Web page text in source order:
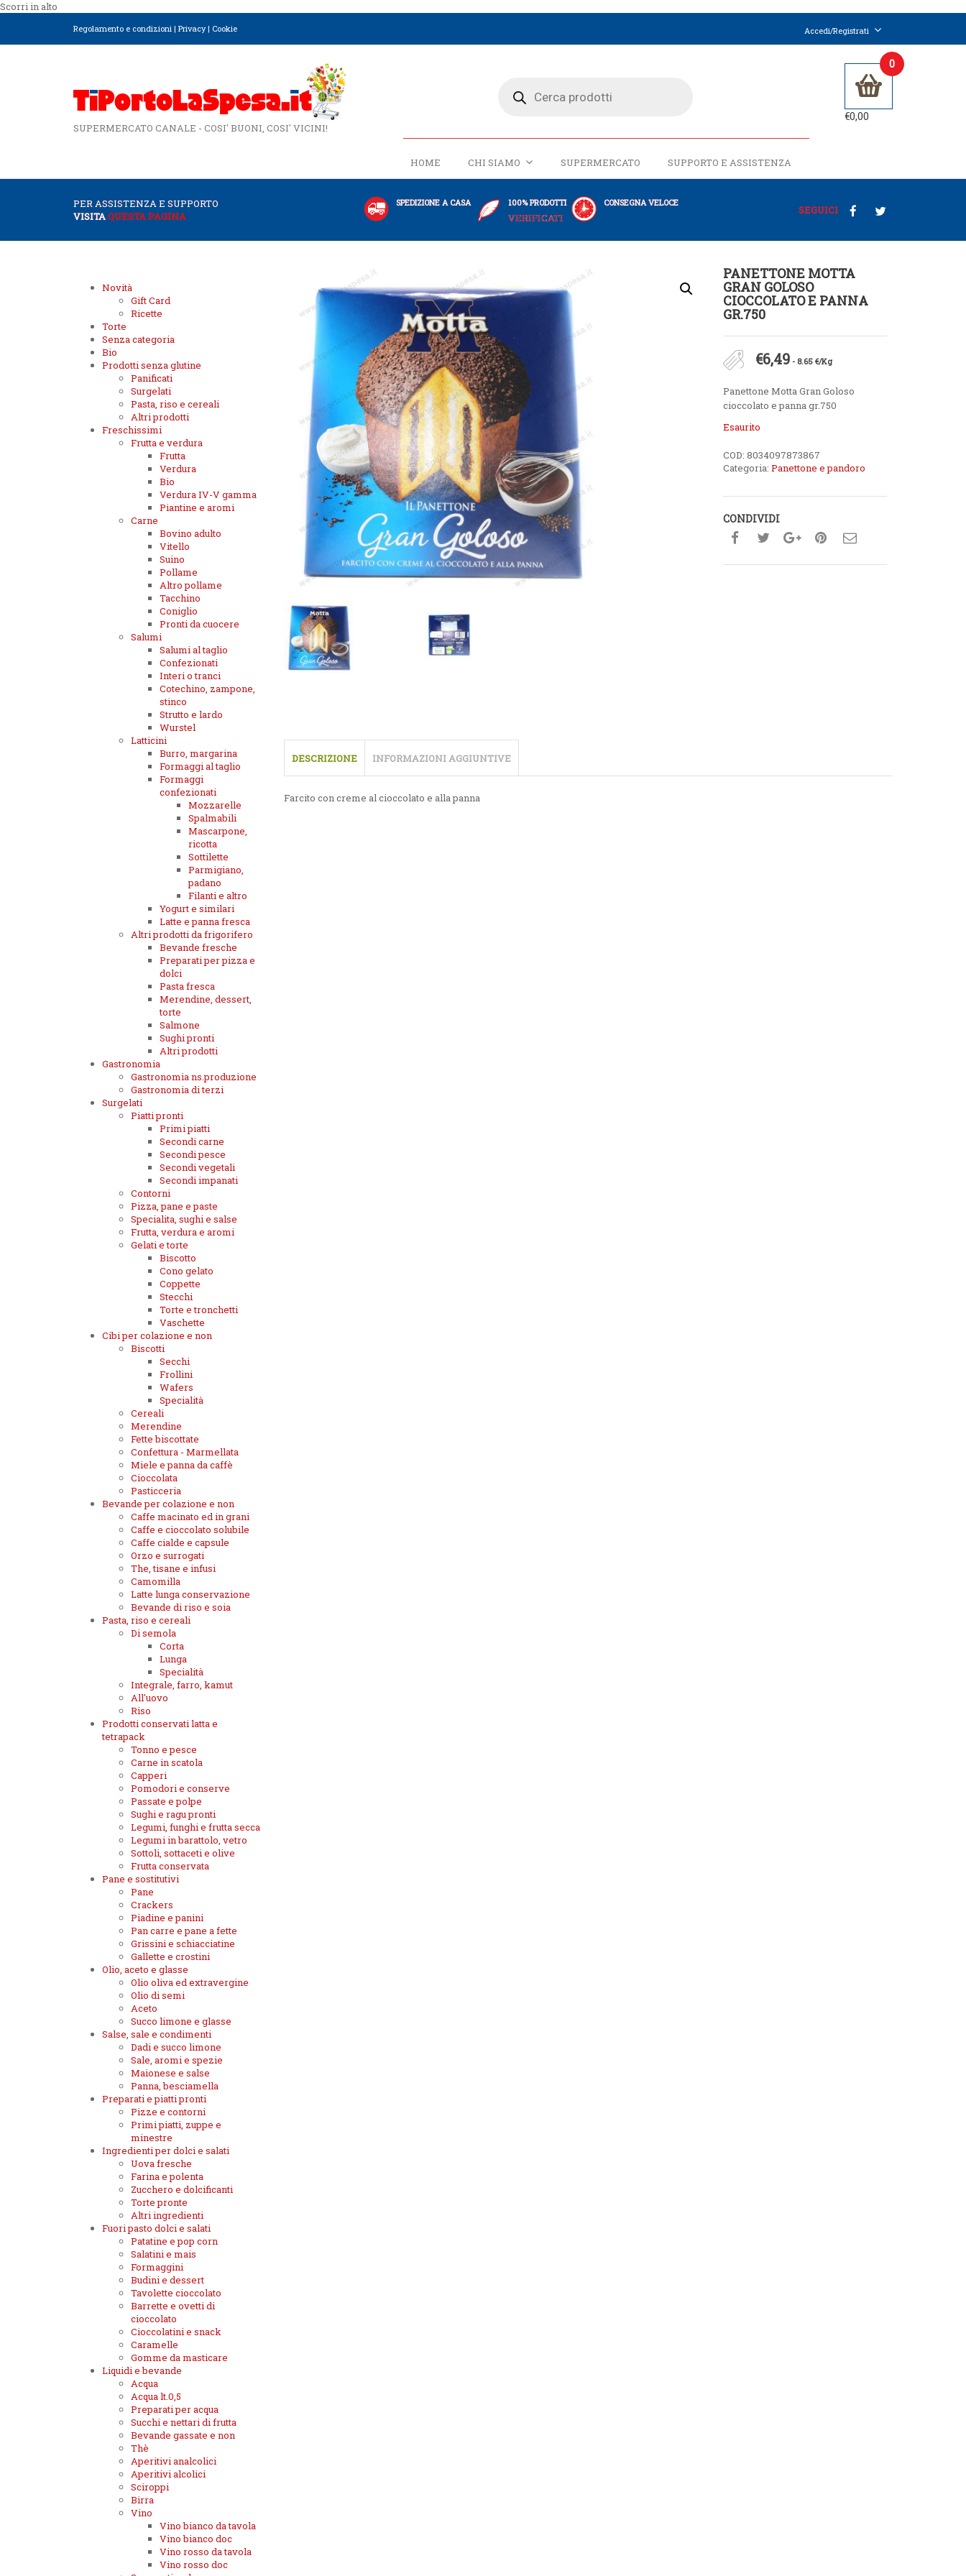
Scorri in alto
Regolamento e condizioni | Privacy| Cookie Accedi/Registrati
SUPERMERCATO CANALE - COSI' BUONI, COSI' VICINI!
HOME CHI SIAMO SUPERMERCATO SUPPORTO E ASSISTENZA
0
€0,00
PER ASSISTENZA E SUPPORTO
VISITAQUESTA PAGINA
SPEDIZIONE A CASA 100% PRODOTTI
VERIFICATI
CONSEGNA VELOCE
SEGUICI
PANETTONE MOTTA
GRAN GOLOSO
CIOCCOLATO E PANNA
GR.750
€6,49 - 8.65 €/Kg
Panettone Motta Gran Goloso
cioccolato e panna gr.750
Esaurito
COD:8034097873867
Categoria:Panettone e pandoro
CONDIVIDI
DESCRIZIONE INFORMAZIONI AGGIUNTIVE
Farcito con creme al cioccolato e alla panna
Novità
Gift Card
Ricette
Torte
Senza categoria
Bio
Prodotti senza glutine
Panificati
Surgelati
Pasta, riso e cereali
Altri prodotti
Freschissimi
Frutta e verdura
Frutta
Verdura
Bio
Verdura IV-V gamma
Piantine e aromi
Carne
Bovino adulto
Vitello
Suino
Pollame
Altro pollame
Tacchino
Coniglio
Pronti da cuocere
Salumi
Salumi al taglio
Confezionati
Interi o tranci
Cotechino, zampone,
stinco
Strutto e lardo
Wurstel
Latticini
Burro, margarina
Formaggi al taglio
Formaggi
confezionati
Mozzarelle
Spalmabili
Mascarpone,
ricotta
Sottilette
Parmigiano,
padano
Filanti e altro
Yogurt e similari
Latte e panna fresca
Altri prodotti da frigorifero
Bevande fresche
Preparati per pizza e
dolci
Pasta fresca
Merendine, dessert,
torte
Salmone
Sughi pronti
Altri prodotti
Gastronomia
Gastronomia ns.produzione
Gastronomia di terzi
Surgelati
Piatti pronti
Primi piatti
Secondi carne
Secondi pesce
Secondi vegetali
Secondi impanati
Contorni
Pizza, pane e paste
Specialita, sughi e salse
Frutta, verdura e aromi
Gelati e torte
Biscotto
Cono gelato
Coppette
Stecchi
Torte e tronchetti
Vaschette
Cibi per colazione e non
Biscotti
Secchi
Frollini
Wafers
Specialità
Cereali
Merendine
Fette biscottate
Confettura - Marmellata
Miele e panna da caffè
Cioccolata
Pasticceria
Bevande per colazione e non
Caffe macinato ed in grani
Caffe e cioccolato solubile
Caffe cialde e capsule
Orzo e surrogati
The, tisane e infusi
Camomilla
Latte lunga conservazione
Bevande di riso e soia
Pasta, riso e cereali
Di semola
Corta
Lunga
Specialità
Integrale, farro, kamut
All'uovo
Riso
Prodotti conservati latta e
tetrapack
Tonno e pesce
Carne in scatola
Capperi
Pomodori e conserve
Passate e polpe
Sughi e ragu pronti
Legumi, funghi e frutta secca
Legumi in barattolo, vetro
Sottoli, sottaceti e olive
Frutta conservata
Pane e sostitutivi
Pane
Crackers
Piadine e panini
Pan carre e pane a fette
Grissini e schiacciatine
Gallette e crostini
Olio, aceto e glasse
Olio oliva ed extravergine
Olio di semi
Aceto
Succo limone e glasse
Salse, sale e condimenti
Dadi e succo limone
Sale, aromi e spezie
Maionese e salse
Panna, besciamella
Preparati e piatti pronti
Pizze e contorni
Primi piatti, zuppe e
minestre
Ingredienti per dolci e salati
Uova fresche
Farina e polenta
Zucchero e dolcificanti
Torte pronte
Altri ingredienti
Fuori pasto dolci e salati
Patatine e pop corn
Salatini e mais
Formaggini
Budini e dessert
Tavolette cioccolato
Barrette e ovetti di
cioccolato
Cioccolatini e snack
Caramelle
Gomme da masticare
Liquidi e bevande
Acqua
Acqua lt.0,5
Preparati per acqua
Succhi e nettari di frutta
Bevande gassate e non
Thè
Aperitivi analcolici
Aperitivi alcolici
Sciroppi
Birra
Vino
Vino bianco da tavola
Vino bianco doc
Vino rosso da tavola
Vino rosso doc